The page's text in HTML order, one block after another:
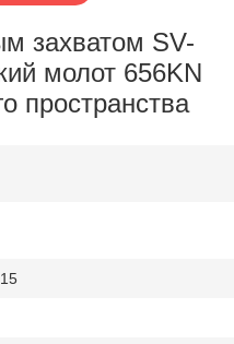
захватом SV-
молот 656KN
пространства